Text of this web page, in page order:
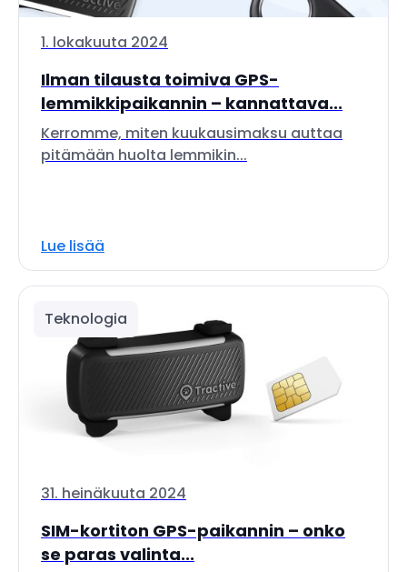
1. lokakuuta 2024
Ilman tilausta toimiva GPS-
lemmikkipaikannin – kannattava...
Kerromme, miten kuukausimaksu auttaa
pitämään huolta lemmikin...
Lue lisää
Teknologia
31. heinäkuuta 2024
SIM-kortiton GPS-paikannin – onko
se paras valinta...